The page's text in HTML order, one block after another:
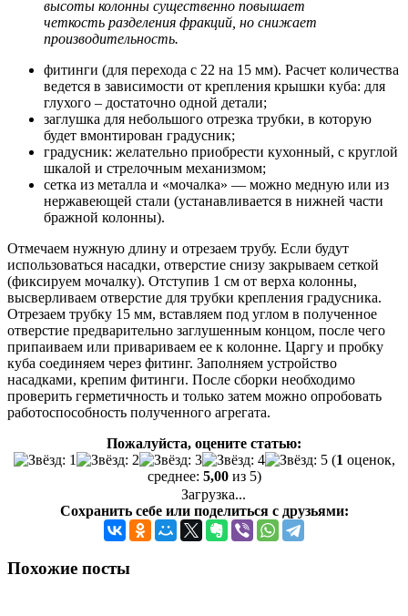
высоты колонны существенно повышает
четкость разделения фракций, но снижает
производительность.
фитинги (для перехода с 22 на 15 мм). Расчет количества
ведется в зависимости от крепления крышки куба: для
глухого – достаточно одной детали;
заглушка для небольшого отрезка трубки, в которую
будет вмонтирован градусник;
градусник: желательно приобрести кухонный, с круглой
шкалой и стрелочным механизмом;
сетка из металла и «мочалка» — можно медную или из
нержавеющей стали (устанавливается в нижней части
бражной колонны).
Отмечаем нужную длину и отрезаем трубу. Если будут
использоваться насадки, отверстие снизу закрываем сеткой
(фиксируем мочалку). Отступив 1 см от верха колонны,
высверливаем отверстие для трубки крепления градусника.
Отрезаем трубку 15 мм, вставляем под углом в полученное
отверстие предварительно заглушенным концом, после чего
припаиваем или привариваем ее к колонне. Царгу и пробку
куба соединяем через фитинг. Заполняем устройство
насадками, крепим фитинги. После сборки необходимо
проверить герметичность и только затем можно опробовать
работоспособность полученного агрегата.
Пожалуйста, оцените статью:
(1 оценок,
среднее: 5,00из 5)
Загрузка...
Сохранить себе или поделиться с друзьями:
Похожие посты